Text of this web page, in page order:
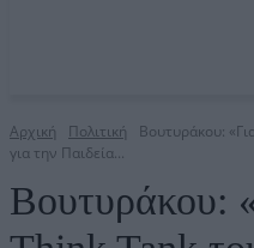
Αρχική Πολιτική
Βουτυράκου:
για την Παιδεία...
Βουτυράκου: